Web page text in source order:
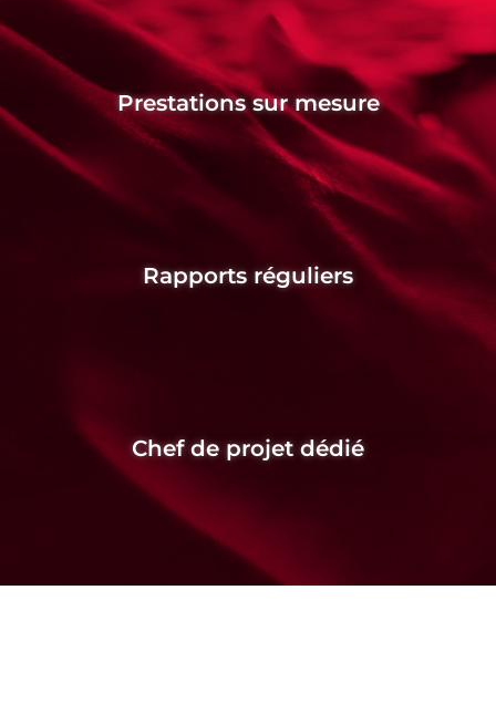
Prestations sur mesure
Rapports réguliers
Chef de projet dédié